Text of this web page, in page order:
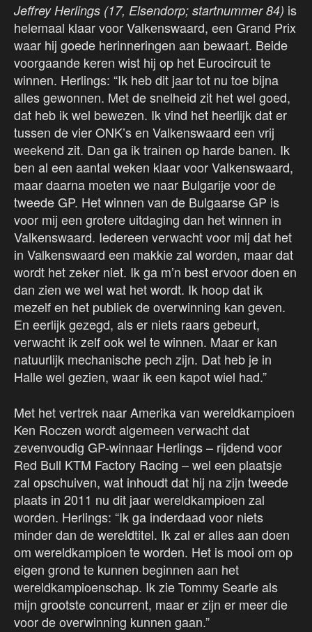
Jeffrey Herlings (17, Elsendorp; startnummer 84) is
helemaal klaar voor Valkenswaard, een Grand Prix
waar hij goede herinneringen aan bewaart. Beide
voorgaande keren wist hij op het Eurocircuit te
winnen. Herlings: “Ik heb dit jaar tot nu toe bijna
alles gewonnen. Met de snelheid zit het wel goed,
dat heb ik wel bewezen. Ik vind het heerlijk dat er
tussen de vier ONK’s en Valkenswaard een vrij
weekend zit. Dan ga ik trainen op harde banen. Ik
ben al een aantal weken klaar voor Valkenswaard,
maar daarna moeten we naar Bulgarije voor de
tweede GP. Het winnen van de Bulgaarse GP is
voor mij een grotere uitdaging dan het winnen in
Valkenswaard. Iedereen verwacht voor mij dat het
in Valkenswaard een makkie zal worden, maar dat
wordt het zeker niet. Ik ga m’n best ervoor doen en
dan zien we wel wat het wordt. Ik hoop dat ik
mezelf en het publiek de overwinning kan geven.
En eerlijk gezegd, als er niets raars gebeurt,
verwacht ik zelf ook wel te winnen. Maar er kan
natuurlijk mechanische pech zijn. Dat heb je in
Halle wel gezien, waar ik een kapot wiel had.”
Met het vertrek naar Amerika van wereldkampioen
Ken Roczen wordt algemeen verwacht dat
zevenvoudig GP-winnaar Herlings – rijdend voor
Red Bull KTM Factory Racing – wel een plaatsje
zal opschuiven, wat inhoudt dat hij na zijn tweede
plaats in 2011 nu dit jaar wereldkampioen zal
worden. Herlings: “Ik ga inderdaad voor niets
minder dan de wereldtitel. Ik zal er alles aan doen
om wereldkampioen te worden. Het is mooi om op
eigen grond te kunnen beginnen aan het
wereldkampioenschap. Ik zie Tommy Searle als
mijn grootste concurrent, maar er zijn er meer die
voor de overwinning kunnen gaan.”